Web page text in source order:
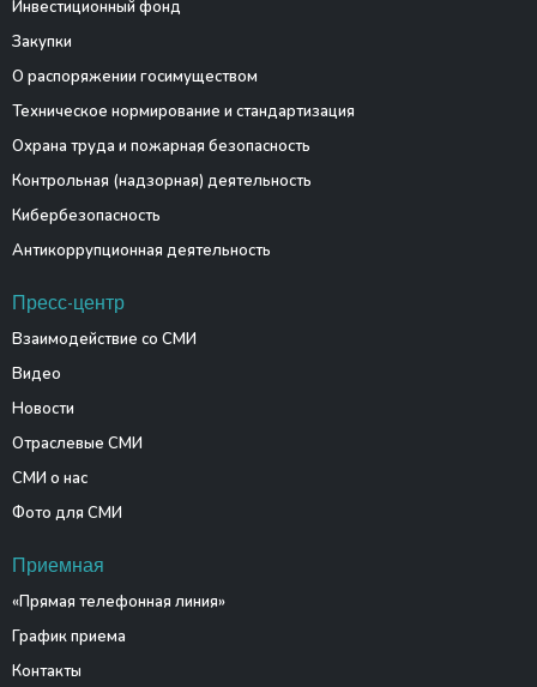
Инвестиционный фонд
Закупки
О распоряжении госимуществом
Техническое нормирование и стандартизация
Охрана труда и пожарная безопасность
Контрольная (надзорная) деятельность
Кибербезопасность
Антикоррупционная деятельность
Пресс-центр
Взаимодействие со СМИ
Видео
Новости
Отраслевые СМИ
СМИ о нас
Фото для СМИ
Приемная
«Прямая телефонная линия»
График приема
Контакты